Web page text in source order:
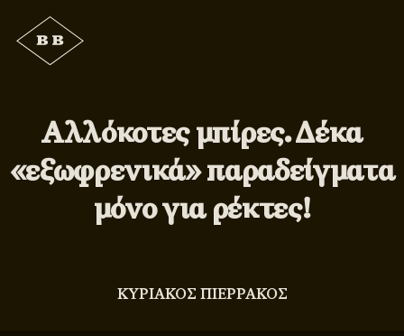
Αλλόκοτες μπίρες. Δέκα
«εξωφρενικά» παραδείγματα
μόνο για ρέκτες!
ΚΥΡΙΑΚΟΣ ΠΙΕΡΡΑΚΟΣ